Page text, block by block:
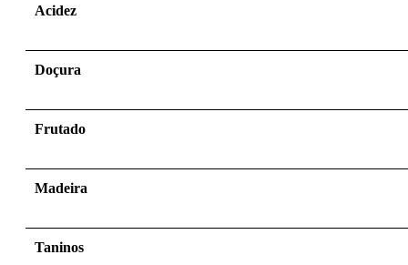
Acidez
Doçura
Frutado
Madeira
Taninos